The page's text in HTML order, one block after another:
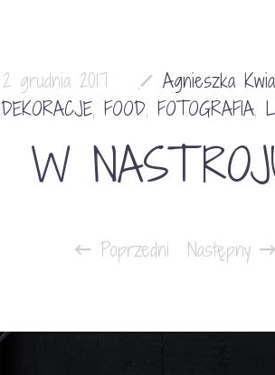
2 grudnia 2017
Agnieszka
DEKORACJE, FOOD, FOTOGRAFIA,
W
Poprzedni Następny